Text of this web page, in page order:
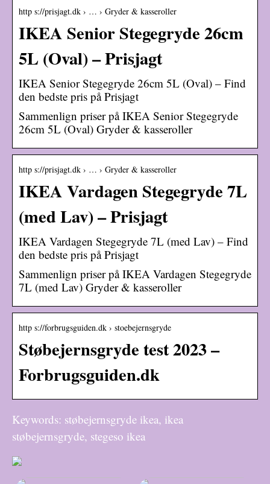
http s://prisjagt.dk › … › Gryder & kasseroller
IKEA Senior Stegegryde 26cm
5L (Oval) – Prisjagt
IKEA Senior Stegegryde 26cm 5L (Oval) – Find
den bedste pris på Prisjagt
Sammenlign priser på IKEA Senior Stegegryde
26cm 5L (Oval) Gryder & kasseroller
http s://prisjagt.dk › … › Gryder & kasseroller
IKEA Vardagen Stegegryde 7L
(med Lav) – Prisjagt
IKEA Vardagen Stegegryde 7L (med Lav) – Find
den bedste pris på Prisjagt
Sammenlign priser på IKEA Vardagen Stegegryde
7L (med Lav) Gryder & kasseroller
http s://forbrugsguiden.dk › stoebejernsgryde
Støbejernsgryde test 2023 –
Forbrugsguiden.dk
Keywords: støbejernsgryde ikea, ikea
støbejernsgryde, stegeso ikea